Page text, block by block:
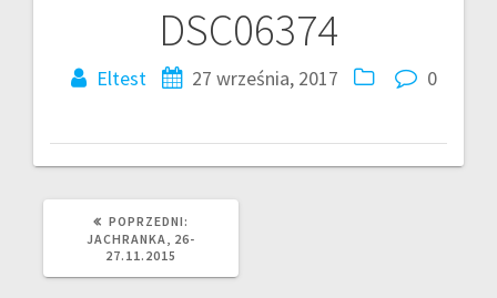
DSC06374
Eltest 27 września, 2017 0
Nawigacja
wpisu
POPRZEDNI:
WPIS:
JACHRANKA, 26-
27.11.2015